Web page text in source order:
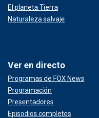
El planeta Tierra
Naturaleza salvaje
Ver en directo
Programas de FOX News
Programación
Presentadores
Episodios completos